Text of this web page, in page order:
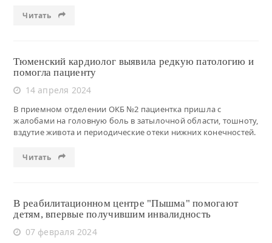
Читать
Тюменский кардиолог выявила редкую патологию и
помогла пациенту
14 апреля 2024
В приемном отделении ОКБ №2 пациентка пришла с
жалобами на головную боль в затылочной области, тошноту,
вздутие живота и периодические отеки нижних конечностей.
Читать
В реабилитационном центре "Пышма" помогают
детям, впервые получившим инвалидность
07 февраля 2024